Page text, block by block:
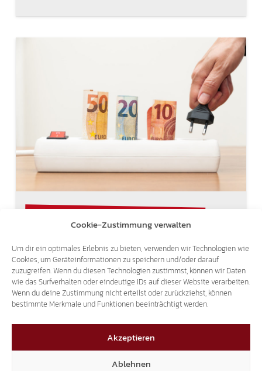
Cookie-Zustimmung verwalten
Um dir ein optimales Erlebnis zu bieten, verwenden wir Technologien wie
Cookies, um Geräteinformationen zu speichern und/oder darauf
zuzugreifen. Wenn du diesen Technologien zustimmst, können wir Daten
wie das Surfverhalten oder eindeutige IDs auf dieser Website verarbeiten.
Wenn du deine Zustimmung nicht erteilst oder zurückziehst, können
bestimmte Merkmale und Funktionen beeinträchtigt werden.
Akzeptieren
Ablehnen
BESCHLUSSANTRAG (MIT ERGEBNIS)
30. September 2021
Die Ankündigung der italienischen Regierung,
dass die Strompreise um bis zu 40 Prozent
erhöht werden sollen, hat zu großer Empörung
geführt. Viele Familien können sich eine solch
drastische Erhöhung schlichtweg…